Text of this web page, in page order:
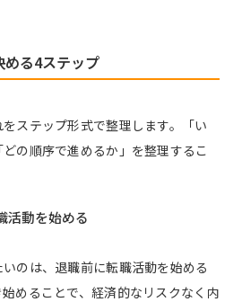
める4ステップ
ステップ形式で整理します。「い
の順序で進めるか」を整理するこ
活動を始める
のは、退職前に転職活動を始める
めることで、経済的なリスクなく内